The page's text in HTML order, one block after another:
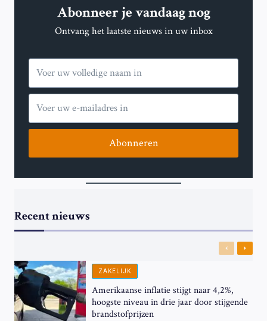
Abonneer je vandaag nog
Ontvang het laatste nieuws in uw inbox
Abonneren
Recent nieuws
Previous
Next
ZAKELIJK
Amerikaanse inflatie stijgt naar 4,2%,
hoogste niveau in drie jaar door stijgende
brandstofprijzen